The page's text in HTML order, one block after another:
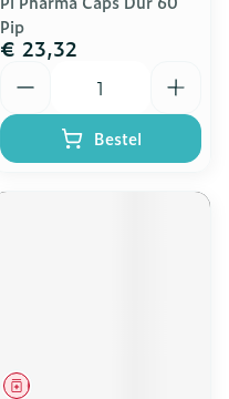
Pip
€ 23,32
Bestel
Geneesmiddel